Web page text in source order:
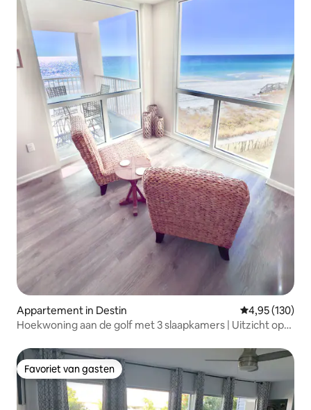
Appartement in Destin Gemiddelde
4,95 (130)
Hoekwoning aan de golf met 3 slaapkamers | Uitzicht op
Favoriet van gasten
Favoriet van gasten